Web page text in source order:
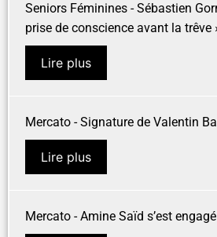
Seniors Féminines - Sébastien
prise de conscience avant la trêve
Lire plus
Mercato - Signature de Valentin
Lire plus
Mercato - Amine Saïd s’est engagé